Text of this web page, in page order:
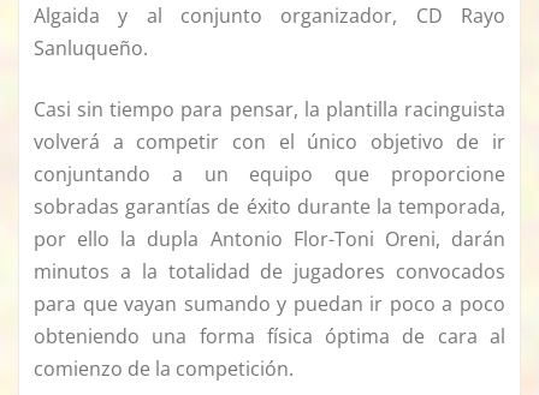
Algaida y al conjunto organizador, CD Rayo
Sanluqueño.
Casi sin tiempo para pensar, la plantilla racinguista
volverá a competir con el único objetivo de ir
conjuntando a un equipo que proporcione
sobradas garantías de éxito durante la temporada,
por ello la dupla Antonio Flor-Toni Oreni, darán
minutos a la totalidad de jugadores convocados
para que vayan sumando y puedan ir poco a poco
obteniendo una forma física óptima de cara al
comienzo de la competición.